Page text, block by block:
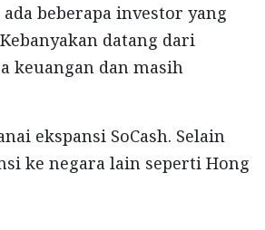
beberapa investor yang
datang dari
keuangan dan masih
ekspansi SoCash. Selain
ke negara lain seperti Hong